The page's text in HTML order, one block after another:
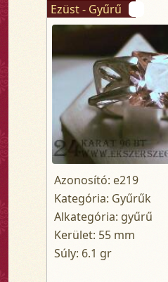
Ezüst - Gyűrű
Azonosító: e219
Kategória: Gyűrűk
Alkategória: gyűrű
Kerület: 55 mm
Súly: 6.1 gr